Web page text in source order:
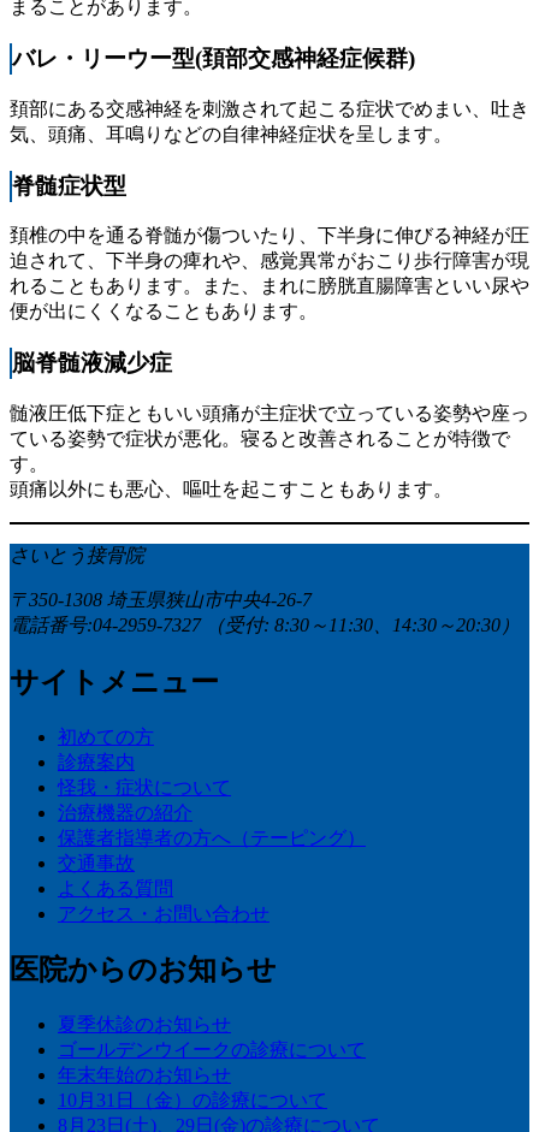
まることがあります。
バレ・リーウー型(頚部交感神経症候群)
頚部にある交感神経を刺激されて起こる症状でめまい、吐き
気、頭痛、耳鳴りなどの自律神経症状を呈します。
脊髄症状型
頚椎の中を通る脊髄が傷ついたり、下半身に伸びる神経が圧
迫されて、下半身の痺れや、感覚異常がおこり歩行障害が現
れることもあります。また、まれに膀胱直腸障害といい尿や
便が出にくくなることもあります。
脳脊髄液減少症
髄液圧低下症ともいい頭痛が主症状で立っている姿勢や座っ
ている姿勢で症状が悪化。寝ると改善されることが特徴で
す。
頭痛以外にも悪心、嘔吐を起こすこともあります。
さいとう接骨院
〒350-1308 埼玉県狭山市中央4-26-7
電話番号:04-2959-7327
（受付: 8:30～11:30、14:30～20:30）
サイトメニュー
初めての方
診療案内
怪我・症状について
治療機器の紹介
保護者指導者の方へ（テーピング）
交通事故
よくある質問
アクセス・お問い合わせ
医院からのお知らせ
夏季休診のお知らせ
ゴールデンウイークの診療について
年末年始のお知らせ
10月31日（金）の診療について
8月23日(土)、29日(金)の診療について